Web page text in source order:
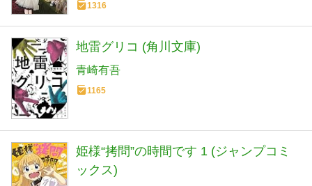
1316
地雷グリコ (角川文庫)
青崎有吾
1165
姫様“拷問”の時間です 1 (ジャンプコミ
ックス)